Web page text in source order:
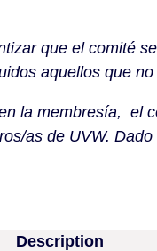
que el comité
aquellos que
la membresía, el
as de UVW.
Description